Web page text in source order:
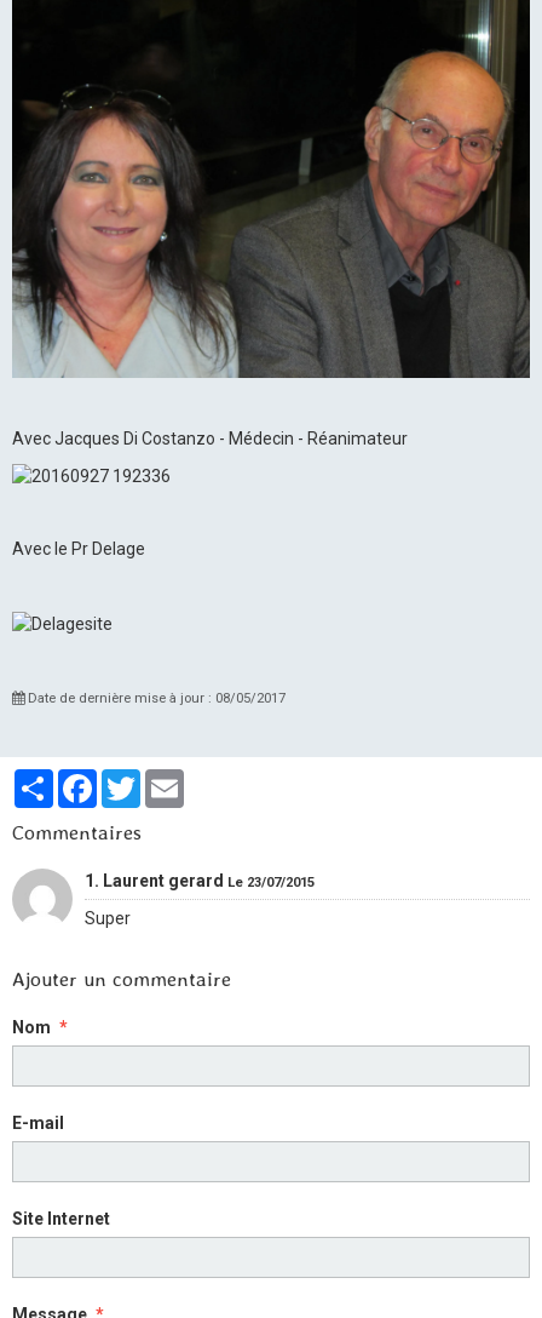
Avec Jacques Di Costanzo - Médecin - Réanimateur
Avec le Pr Delage
Date de dernière mise à jour : 08/05/2017
PartagerFacebook
Twitter
Commentaires
1. Laurent gerard Le 23/07/2015
Super
Ajouter un commentaire
Nom
E-mail
Site Internet
Message